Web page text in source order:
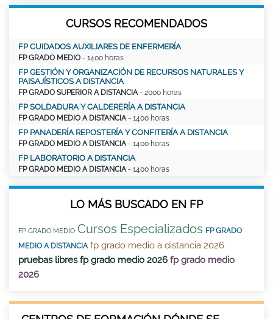
CURSOS RECOMENDADOS
FP CUIDADOS AUXILIARES DE ENFERMERÍA
FP GRADO MEDIO - 1400 horas
FP GESTIÓN Y ORGANIZACIÓN DE RECURSOS NATURALES Y
PAISAJÍSTICOS A DISTANCIA
FP GRADO SUPERIOR A DISTANCIA - 2000 horas
FP SOLDADURA Y CALDERERÍA A DISTANCIA
FP GRADO MEDIO A DISTANCIA - 1400 horas
FP PANADERÍA REPOSTERÍA Y CONFITERÍA A DISTANCIA
FP GRADO MEDIO A DISTANCIA - 1400 horas
FP LABORATORIO A DISTANCIA
FP GRADO MEDIO A DISTANCIA - 1400 horas
LO MÁS BUSCADO EN FP
FP GRADO MEDIO Cursos Especializados FP GRADO
MEDIO A DISTANCIA fp grado medio a distancia 2026
pruebas libres fp grado medio 2026 fp grado medio
2026